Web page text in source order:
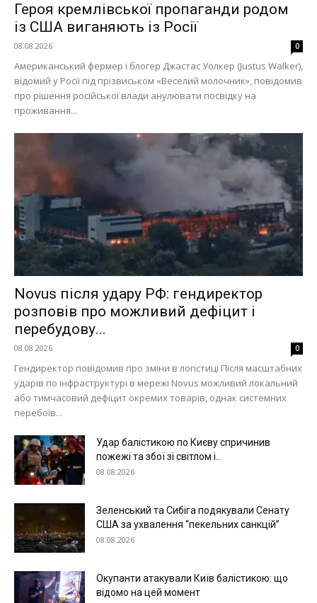
Героя кремлівської пропаганди родом
із США виганяють із Росії
08.08.2026 0
Американський фермер і блогер Джастас Уолкер (Justus Walker),
відомий у Росії під прізвиськом «Веселий молочник», повідомив
про рішення російської влади анулювати посвідку на
проживання...
Novus після удару РФ: гендиректор
розповів про можливий дефіцит і
перебудову...
08.08.2026 0
Гендиректор повідомив про зміни в логістиці Після масштабних
ударів по інфраструктурі в мережі Novus можливий локальний
або тимчасовий дефіцит окремих товарів, однак системних
перебоїв...
Удар балістикою по Києву спричинив
пожежі та збої зі світлом і...
08.08.2026
Зеленський та Сибіга подякували Сенату
США за ухвалення “пекельних санкцій”
08.08.2026
Окупанти атакували Київ балістикою: що
відомо на цей момент